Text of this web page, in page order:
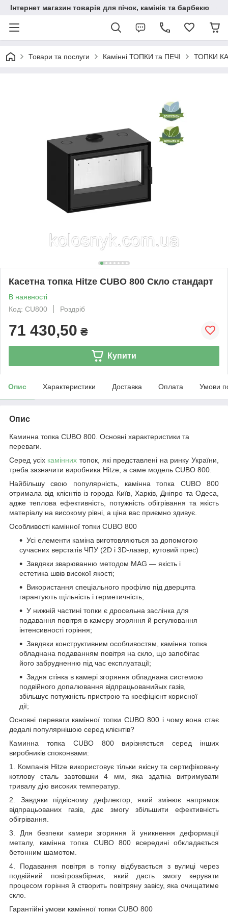
Інтернет магазин товарів для пічок, камінів та барбекю
Товари та послуги Камінні ТОПКИ та ПЕЧІ ТОПКИ
Касетна топка Hitze CUBO 800 Скло стандарт
В наявності
Код: CU800
Роздріб
71 430,50 ₴
Купити
Опис Характеристики Доставка Оплата Умови
Опис
Каминна топка CUBO 800. Основні характеристики та
переваги.
Серед усіх камінних топок, які представлені на ринку України,
треба зазначити виробника Hitze, а саме модель CUBO 800.
Найбільшу свою популярність, камінна топка CUBO 800
отримала від клієнтів із города Київ, Харків, Дніпро та Одеса,
адже теплова ефективність, потужність обігрівання та якість
матеріалу на високому рівні, а ціна вас приємно здивує.
Особливості камінної топки CUBO 800
Усі елементи каміна виготовляються за допомогою
сучасних верстатів ЧПУ (2D і 3D-лазер, кутовий прес)
Завдяки зварюванню методом MAG — якість і
естетика швів високої якості;
Використання спеціального профілю під дверцята
гарантують щільність і герметичність;
У нижній частині топки є дросельна заслінка для
подавання повітря в камеру згоряння й регулювання
інтенсивності горіння;
Завдяки конструктивним особливостям, камінна топка
обладнана подаванням повітря на скло, що запобігає
його забрудненню під час експлуатації;
Задня стінка в камері згоряння обладнана системою
подвійного допалювання відпрацьованийых газів,
збільшує потужність пристрою та коефіцієнт корисної
дії;
Основні переваги камінної топки CUBO 800 і чому вона стає
дедалі популярнішою серед клієнтів?
Каминна топка CUBO 800 вирізняється серед інших
виробників споконвами:
1. Компанія Hitze використовує тільки якісну та сертифіковану
котлову сталь завтовшки 4 мм, яка здатна витримувати
тривалу дію високих температур.
2. Завдяки підвісному дефлектор, який змінює напрямок
відпрацьованих газів, дає змогу збільшити ефективність
обігрівання.
3. Для безпеки камери згоряння й уникнення деформації
металу, камінна топка CUBO 800 всередині обкладається
бетонним шамотом.
4. Подавання повітря в топку відбувається з вулиці через
подвійний повітрозабірник, який дасть змогу керувати
процесом горіння й створить повітряну завісу, яка очищатиме
скло.
Гарантійні умови камінної топки CUBO 800